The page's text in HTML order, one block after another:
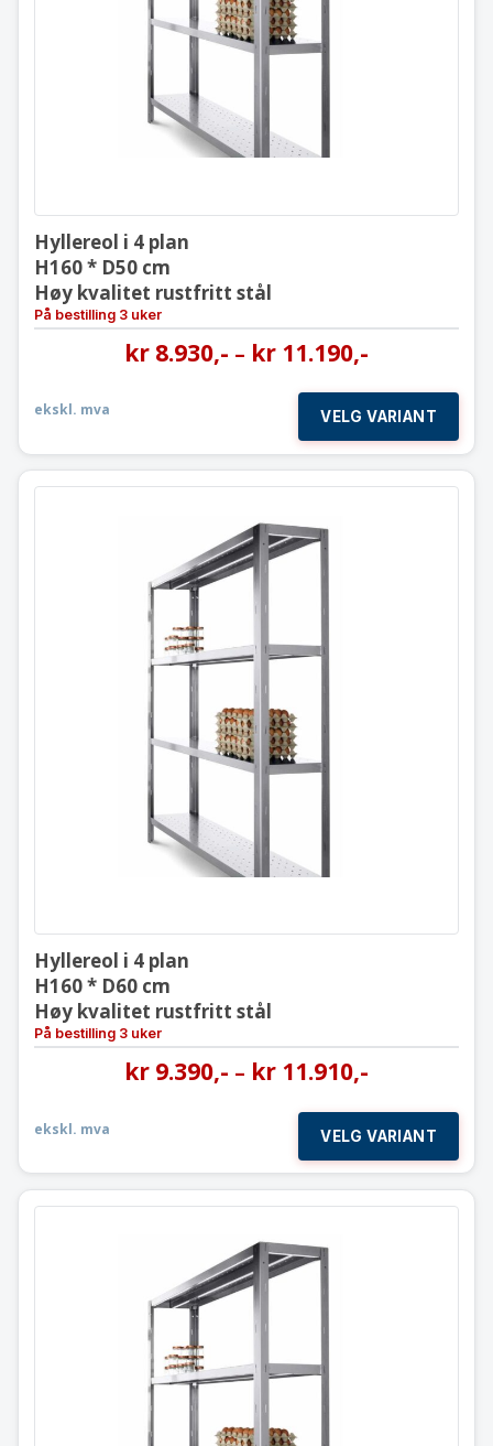
H160 * D50 cm
Høy kvalitet rustfritt stål
Hyllereol i 4 plan
H160 * D50 cm
Høy kvalitet rustfritt stål
På bestilling 3 uker
kr 8.930,- – kr 11.190,-
ekskl. mva VELG VARIANT
Hyllereol i 4 plan
H160 * D60 cm
Høy kvalitet rustfritt stål
Hyllereol i 4 plan
H160 * D60 cm
Høy kvalitet rustfritt stål
På bestilling 3 uker
kr 9.390,- – kr 11.910,-
ekskl. mva VELG VARIANT
Hyllereol i 4 plan